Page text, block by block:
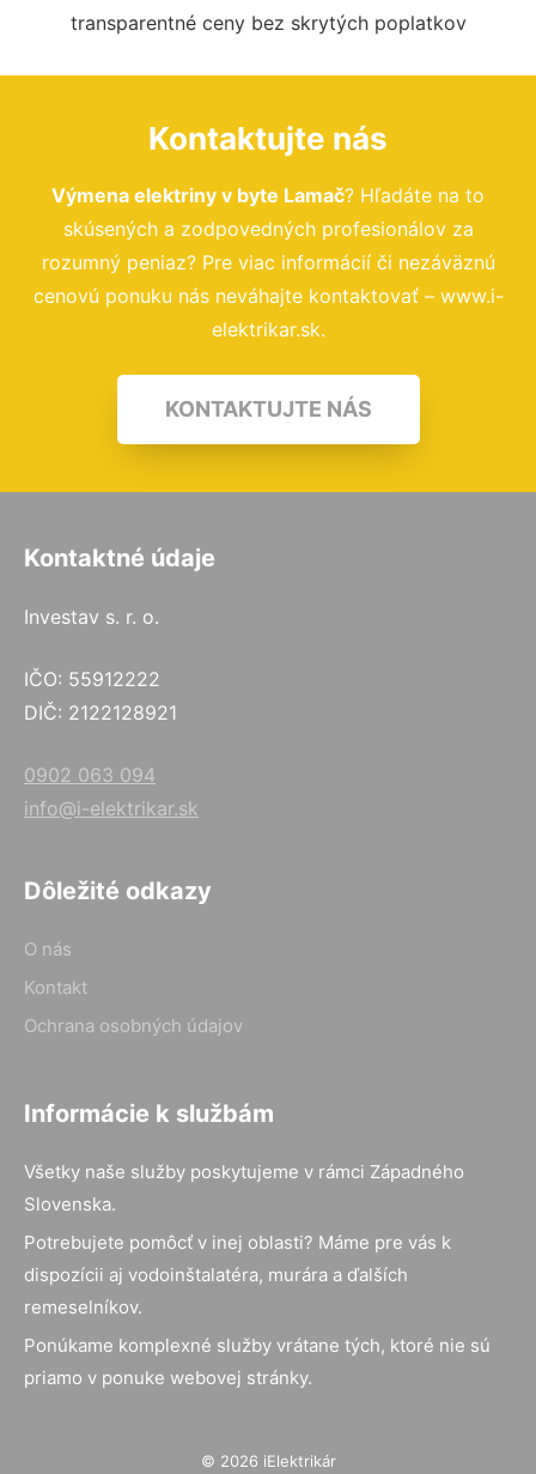
transparentné ceny bez skrytých poplatkov
Kontaktujte nás
Výmena elektriny v byte Lamač? Hľadáte na to
skúsených a zodpovedných profesionálov za
rozumný peniaz? Pre viac informácií či nezáväznú
cenovú ponuku nás neváhajte kontaktovať – www.i-
elektrikar.sk.
KONTAKTUJTE NÁS
Kontaktné údaje
Investav s. r. o.
IČO: 55912222
DIČ: 2122128921
0902 063 094
info@i-elektrikar.sk
Dôležité odkazy
O nás
Kontakt
Ochrana osobných údajov
Informácie k službám
Všetky naše služby poskytujeme v rámci Západného
Slovenska.
Potrebujete pomôcť v inej oblasti? Máme pre vás k
dispozícii aj vodoinštalatéra, murára a ďalších
remeselníkov.
Ponúkame komplexné služby vrátane tých, ktoré nie sú
priamo v ponuke webovej stránky.
© 2026 iElektrikár